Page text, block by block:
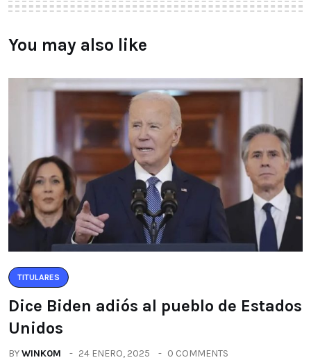
You may also like
TITULARES
Dice Biden adiós al pueblo de Estados
Unidos
BYWINK0M 24 ENERO, 2025 0 COMMENTS